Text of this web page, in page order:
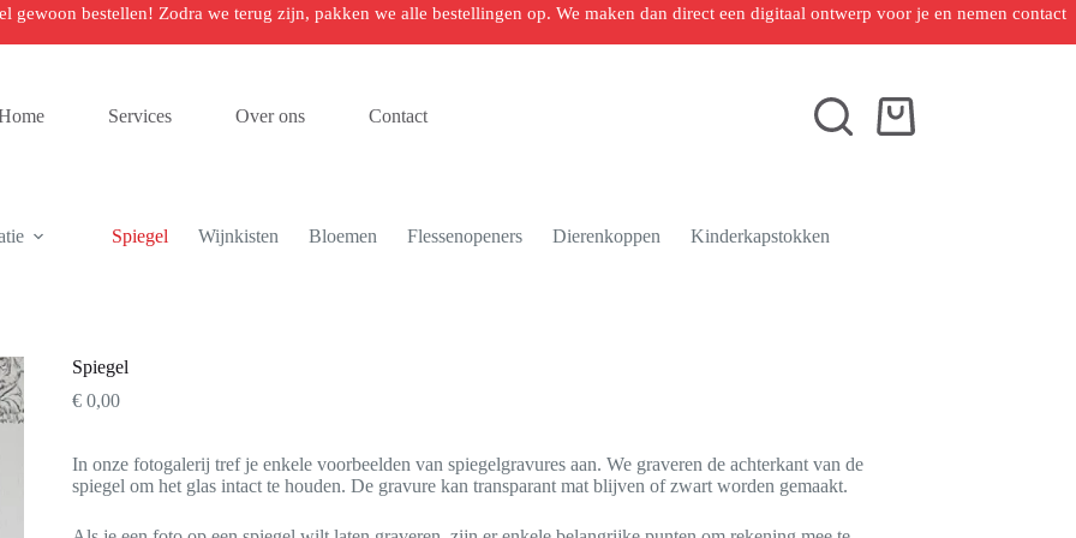
bestellen! Zodra we terug zijn, pakken we alle bestellingen op. We maken dan direct een digitaal ontwerp voor je en nemen contact
Services Over ons Contact Winkelwagen
Spiegel Wijnkisten Bloemen Flessenopeners Dierenkoppen Kinderkapstokken
Spiegel
€0,00
In onze fotogalerij tref je enkele voorbeelden van spiegelgravures aan. We graveren de achterkant van de
spiegel om het glas intact te houden. De gravure kan transparant mat blijven of zwart worden gemaakt.